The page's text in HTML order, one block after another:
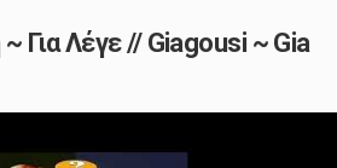
Για Λέγε // Giagousi ~ Gia